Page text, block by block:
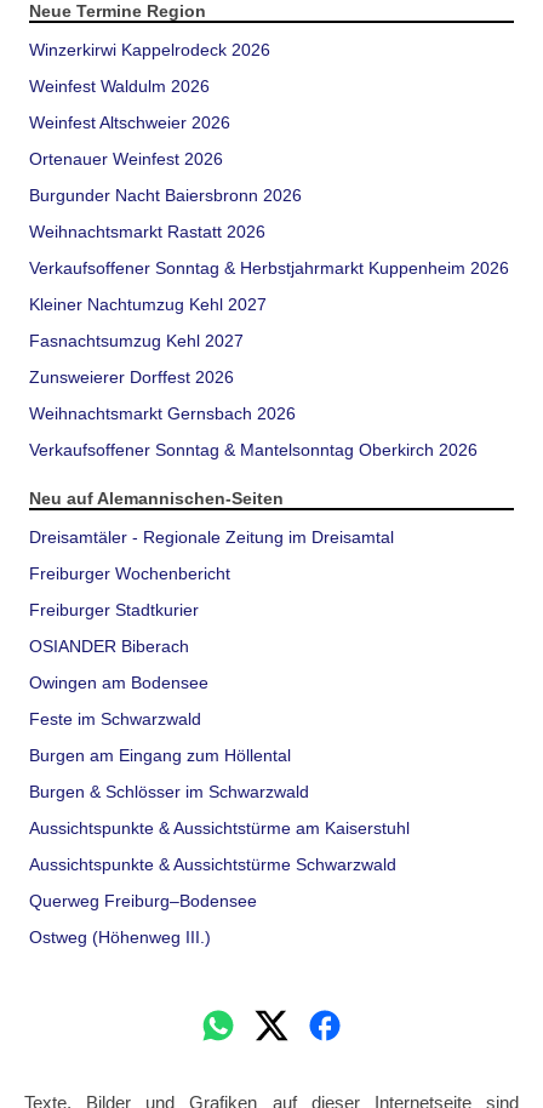
Neue Termine Region
Winzerkirwi Kappelrodeck 2026
Weinfest Waldulm 2026
Weinfest Altschweier 2026
Ortenauer Weinfest 2026
Burgunder Nacht Baiersbronn 2026
Weihnachtsmarkt Rastatt 2026
Verkaufsoffener Sonntag & Herbstjahrmarkt Kuppenheim 2026
Kleiner Nachtumzug Kehl 2027
Fasnachtsumzug Kehl 2027
Zunsweierer Dorffest 2026
Weihnachtsmarkt Gernsbach 2026
Verkaufsoffener Sonntag & Mantelsonntag Oberkirch 2026
Neu auf Alemannischen-Seiten
Dreisamtäler - Regionale Zeitung im Dreisamtal
Freiburger Wochenbericht
Freiburger Stadtkurier
OSIANDER Biberach
Owingen am Bodensee
Feste im Schwarzwald
Burgen am Eingang zum Höllental
Burgen & Schlösser im Schwarzwald
Aussichtspunkte & Aussichtstürme am Kaiserstuhl
Aussichtspunkte & Aussichtstürme Schwarzwald
Querweg Freiburg–Bodensee
Ostweg (Höhenweg III.)
Texte, Bilder und Grafiken auf dieser Internetseite sind